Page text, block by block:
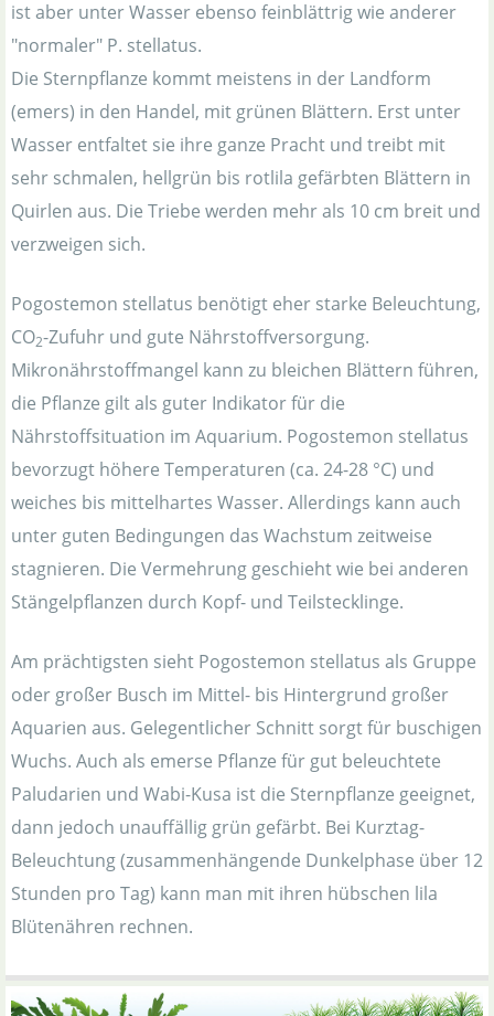
ist aber unter Wasser ebenso feinblättrig wie anderer
"normaler" P. stellatus.
Die Sternpflanze kommt meistens in der Landform
(emers) in den Handel, mit grünen Blättern. Erst unter
Wasser entfaltet sie ihre ganze Pracht und treibt mit
sehr schmalen, hellgrün bis rotlila gefärbten Blättern in
Quirlen aus. Die Triebe werden mehr als 10 cm breit und
verzweigen sich.
Pogostemon stellatus benötigt eher starke Beleuchtung,
CO2-Zufuhr und gute Nährstoffversorgung.
Mikronährstoffmangel kann zu bleichen Blättern führen,
die Pflanze gilt als guter Indikator für die
Nährstoffsituation im Aquarium. Pogostemon stellatus
bevorzugt höhere Temperaturen (ca. 24-28 °C) und
weiches bis mittelhartes Wasser. Allerdings kann auch
unter guten Bedingungen das Wachstum zeitweise
stagnieren. Die Vermehrung geschieht wie bei anderen
Stängelpflanzen durch Kopf- und Teilstecklinge.
Am prächtigsten sieht Pogostemon stellatus als Gruppe
oder großer Busch im Mittel- bis Hintergrund großer
Aquarien aus. Gelegentlicher Schnitt sorgt für buschigen
Wuchs. Auch als emerse Pflanze für gut beleuchtete
Paludarien und Wabi-Kusa ist die Sternpflanze geeignet,
dann jedoch unauffällig grün gefärbt. Bei Kurztag-
Beleuchtung (zusammenhängende Dunkelphase über 12
Stunden pro Tag) kann man mit ihren hübschen lila
Blütenähren rechnen.